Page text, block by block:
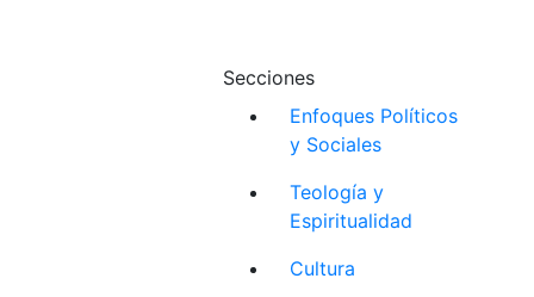
Secciones
Enfoques Políticos
y Sociales
Teología y
Espiritualidad
Cultura